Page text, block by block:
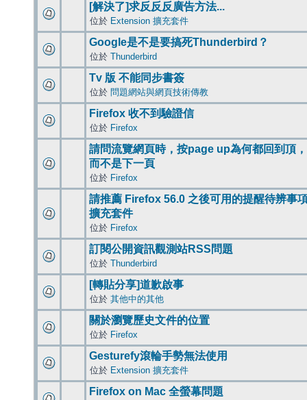
[解決了]求反反反廣告方法...
位於 Extension 擴充套件
Google是不是要搞死Thunderbird？
位於 Thunderbird
Tv 版 不能同步書簽
位於 問題網站與網頁技術傳教
Firefox 收不到驗證信
位於 Firefox
請問流覽網頁時，按page up為何都回到頂，
而不是下一頁
位於 Firefox
請推薦 Firefox 56.0 之後可用的提醒待辨事
擴充套件
位於 Firefox
訂閱公開資訊觀測站RSS問題
位於 Thunderbird
[轉貼分享]道歉啟事
位於 其他中的其他
關於瀏覽歷史文件的位置
位於 Firefox
Gesturefy滾輪手勢無法使用
位於 Extension 擴充套件
Firefox on Mac 全螢幕問題